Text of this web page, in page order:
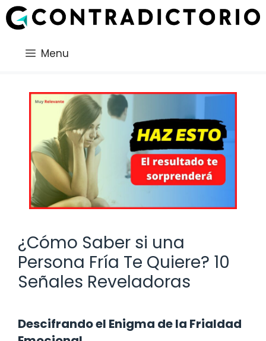
Saltar
al
Menu
¿Cómo Saber si una
Persona Fría Te Quiere? 10
Señales Reveladoras
Descifrando el Enigma de la Frialdad